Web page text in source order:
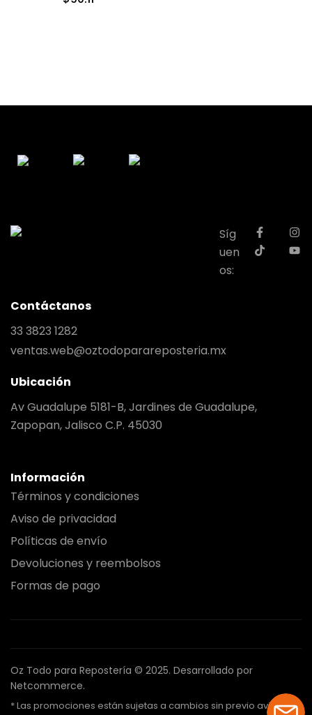
Síg
uen
os:
Contáctanos
33 3823 1282
ventas.web@oztodoparareposteria.mx
Ubicación
Av Guadalupe 5181-B, Jardines de Guadalupe,
Zapopan, Jalisco C.P. 45030
Información
Términos y condiciones
Aviso de privacidad
Políticas de envío
Devoluciones y reembolsos
Formas de pago
Oz Todo para Repostería © 2025. Desarrollado por
Netcommerce.
* Las promociones están sujetas a cambios sin previo aviso.